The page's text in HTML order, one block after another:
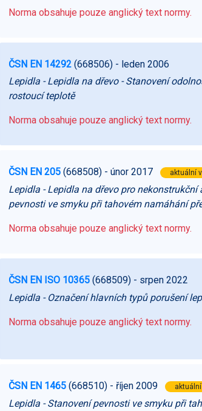
Norma obsahuje pouze anglický text normy.
ČSN EN 14292 (668506) - leden 2006
Lepidla - Lepidla na dřevo - Stanovení
rostoucí teplotě
Norma obsahuje pouze anglický text normy.
ČSN EN 205 (668508) - únor 2017 aktuální
Lepidla - Lepidla na dřevo pro nekonstrukční
pevnosti ve smyku při tahovém namáhání
Norma obsahuje pouze anglický text normy.
ČSN EN ISO 10365 (668509) - srpen 2022
Lepidla - Označení hlavních typů porušení
Norma obsahuje pouze anglický text normy.
ČSN EN 1465 (668510) - říjen 2009
Lepidla - Stanovení pevnosti ve smyku při